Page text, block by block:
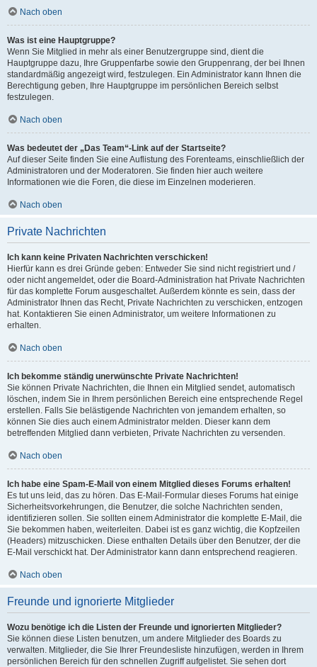
Nach oben
Was ist eine Hauptgruppe?
Wenn Sie Mitglied in mehr als einer Benutzergruppe sind, dient die
Hauptgruppe dazu, Ihre Gruppenfarbe sowie den Gruppenrang, der bei Ihnen
standardmäßig angezeigt wird, festzulegen. Ein Administrator kann Ihnen die
Berechtigung geben, Ihre Hauptgruppe im persönlichen Bereich selbst
festzulegen.
Nach oben
Was bedeutet der „Das Team“-Link auf der Startseite?
Auf dieser Seite finden Sie eine Auflistung des Forenteams, einschließlich der
Administratoren und der Moderatoren. Sie finden hier auch weitere
Informationen wie die Foren, die diese im Einzelnen moderieren.
Nach oben
Private Nachrichten
Ich kann keine Privaten Nachrichten verschicken!
Hierfür kann es drei Gründe geben: Entweder Sie sind nicht registriert und /
oder nicht angemeldet, oder die Board-Administration hat Private Nachrichten
für das komplette Forum ausgeschaltet. Außerdem könnte es sein, dass der
Administrator Ihnen das Recht, Private Nachrichten zu verschicken, entzogen
hat. Kontaktieren Sie einen Administrator, um weitere Informationen zu
erhalten.
Nach oben
Ich bekomme ständig unerwünschte Private Nachrichten!
Sie können Private Nachrichten, die Ihnen ein Mitglied sendet, automatisch
löschen, indem Sie in Ihrem persönlichen Bereich eine entsprechende Regel
erstellen. Falls Sie belästigende Nachrichten von jemandem erhalten, so
können Sie dies auch einem Administrator melden. Dieser kann dem
betreffenden Mitglied dann verbieten, Private Nachrichten zu versenden.
Nach oben
Ich habe eine Spam-E-Mail von einem Mitglied dieses Forums erhalten!
Es tut uns leid, das zu hören. Das E-Mail-Formular dieses Forums hat einige
Sicherheitsvorkehrungen, die Benutzer, die solche Nachrichten senden,
identifizieren sollen. Sie sollten einem Administrator die komplette E-Mail, die
Sie bekommen haben, weiterleiten. Dabei ist es ganz wichtig, die Kopfzeilen
(Headers) mitzuschicken. Diese enthalten Details über den Benutzer, der die
E-Mail verschickt hat. Der Administrator kann dann entsprechend reagieren.
Nach oben
Freunde und ignorierte Mitglieder
Wozu benötige ich die Listen der Freunde und ignorierten Mitglieder?
Sie können diese Listen benutzen, um andere Mitglieder des Boards zu
verwalten. Mitglieder, die Sie Ihrer Freundesliste hinzufügen, werden in Ihrem
persönlichen Bereich für den schnellen Zugriff aufgelistet. Sie sehen dort